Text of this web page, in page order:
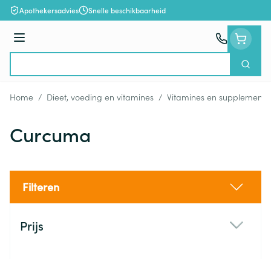
Ga naar de inhoud
Apothekersadvies Snelle beschikbaarheid
Menu
Zoek
Home / Dieet, voeding en vitamines / Vitamines en
Curcuma
Filteren
Prijs